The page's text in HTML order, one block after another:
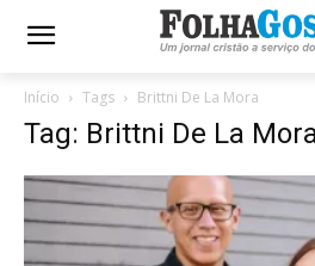
Início Tags Brittni De La Mora
Tag: Brittni De La